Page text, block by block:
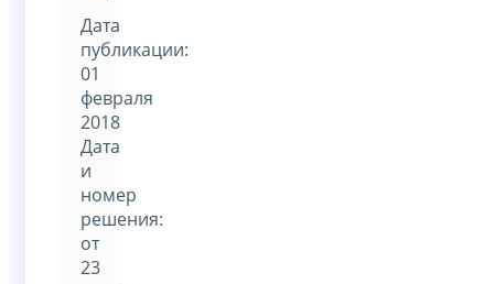
Дата
публикации:
01
февраля
2018
Дата
и
номер
решения:
от
23